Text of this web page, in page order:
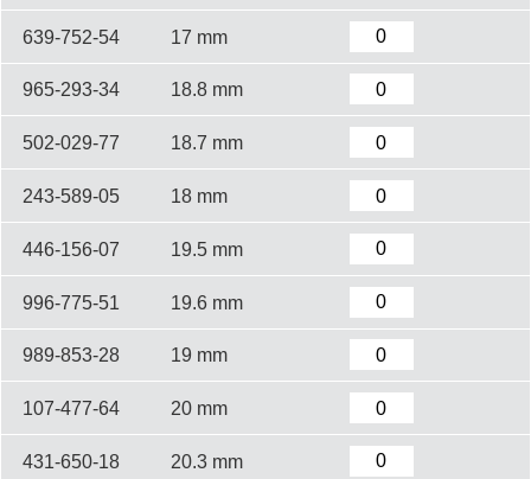
639-752-54 17 mm
965-293-34 18.8 mm
502-029-77 18.7 mm
243-589-05 18 mm
446-156-07 19.5 mm
996-775-51 19.6 mm
989-853-28 19 mm
107-477-64 20 mm
431-650-18 20.3 mm